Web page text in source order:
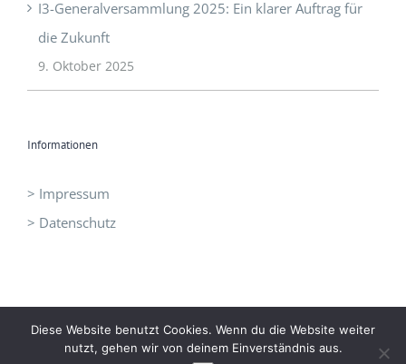
I3-Generalversammlung 2025: Ein klarer Auftrag für
die Zukunft
9. Oktober 2025
> Impressum
Diese Website benutzt Cookies. Wenn du die Website weiter
nutzt, gehen wir von deinem Einverständnis aus.